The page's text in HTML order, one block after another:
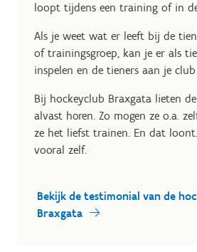
loopt tijdens een training of in
Als je weet wat er leeft bij de
of trainingsgroep, kan je er als
inspelen en de tieners aan je
Bij hockeyclub Braxgata lieten
alvast horen. Zo mogen ze o.a.
ze het liefst trainen. En dat
vooral zelf.
Bekijk de testimonial van de
Braxgata